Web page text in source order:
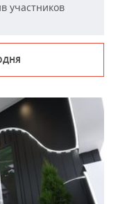
участников